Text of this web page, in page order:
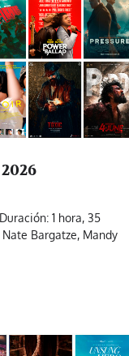
1 hora, 35
Bargatze, Mandy